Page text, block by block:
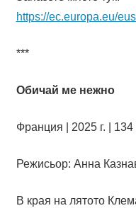
https://ec.europa.eu/
***
Обичай ме нежно
Франция | 2025 г. |
Режисьор: Анна
В края на лятото